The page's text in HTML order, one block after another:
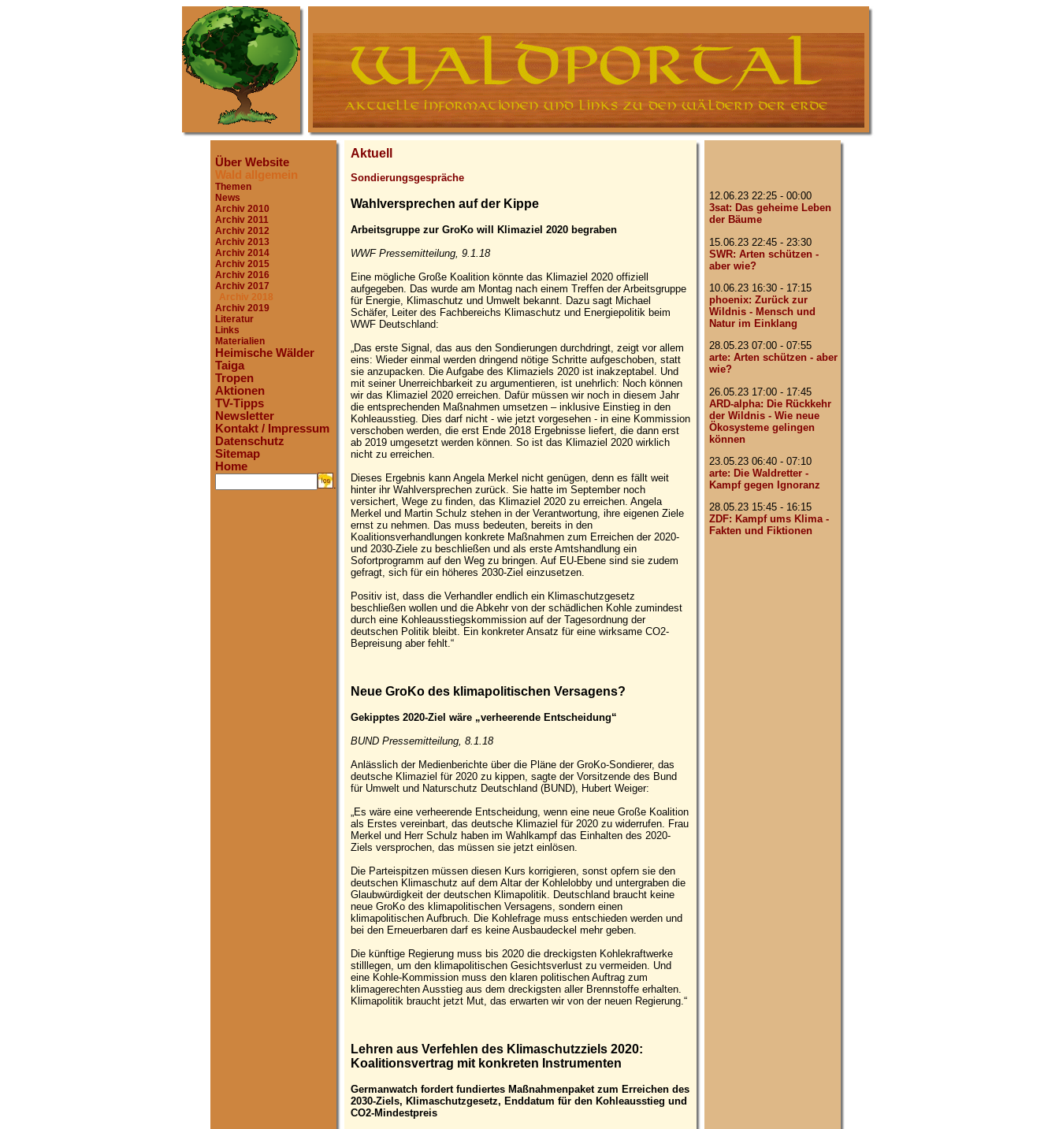
Über Website
Wald allgemein
Themen
News
Archiv 2010
Archiv 2011
Archiv 2012
Archiv 2013
Archiv 2014
Archiv 2015
Archiv 2016
Archiv 2017
Archiv 2018
Archiv 2019
Literatur
Links
Materialien
Heimische Wälder
Taiga
Tropen
Aktionen
TV-Tipps
Newsletter
Kontakt / Impressum
Datenschutz
Sitemap
Home
.
Aktuell
Sondierungsgespräche
Wahlversprechen auf der Kippe
Arbeitsgruppe zur GroKo will Klimaziel 2020 begraben
WWF Pressemitteilung, 9.1.18
Eine mögliche Große Koalition könnte das Klimaziel 2020 offiziell
aufgegeben. Das wurde am Montag nach einem Treffen der Arbeitsgruppe
für Energie, Klimaschutz und Umwelt bekannt. Dazu sagt Michael
Schäfer, Leiter des Fachbereichs Klimaschutz und Energiepolitik beim
WWF Deutschland:
„Das erste Signal, das aus den Sondierungen durchdringt, zeigt vor allem
eins: Wieder einmal werden dringend nötige Schritte aufgeschoben, statt
sie anzupacken. Die Aufgabe des Klimaziels 2020 ist inakzeptabel. Und
mit seiner Unerreichbarkeit zu argumentieren, ist unehrlich: Noch können
wir das Klimaziel 2020 erreichen. Dafür müssen wir noch in diesem Jahr
die entsprechenden Maßnahmen umsetzen – inklusive Einstieg in den
Kohleausstieg. Dies darf nicht - wie jetzt vorgesehen - in eine Kommission
verschoben werden, die erst Ende 2018 Ergebnisse liefert, die dann erst
ab 2019 umgesetzt werden können. So ist das Klimaziel 2020 wirklich
nicht zu erreichen.
Dieses Ergebnis kann Angela Merkel nicht genügen, denn es fällt weit
hinter ihr Wahlversprechen zurück. Sie hatte im September noch
versichert, Wege zu finden, das Klimaziel 2020 zu erreichen. Angela
Merkel und Martin Schulz stehen in der Verantwortung, ihre eigenen Ziele
ernst zu nehmen. Das muss bedeuten, bereits in den
Koalitionsverhandlungen konkrete Maßnahmen zum Erreichen der 2020-
und 2030-Ziele zu beschließen und als erste Amtshandlung ein
Sofortprogramm auf den Weg zu bringen. Auf EU-Ebene sind sie zudem
gefragt, sich für ein höheres 2030-Ziel einzusetzen.
Positiv ist, dass die Verhandler endlich ein Klimaschutzgesetz
beschließen wollen und die Abkehr von der schädlichen Kohle zumindest
durch eine Kohleausstiegskommission auf der Tagesordnung der
deutschen Politik bleibt. Ein konkreter Ansatz für eine wirksame CO2-
Bepreisung aber fehlt.“
Neue GroKo des klimapolitischen Versagens?
Gekipptes 2020-Ziel wäre „verheerende Entscheidung“
BUND Pressemitteilung, 8.1.18
Anlässlich der Medienberichte über die Pläne der GroKo-Sondierer, das
deutsche Klimaziel für 2020 zu kippen, sagte der Vorsitzende des Bund
für Umwelt und Naturschutz Deutschland (BUND), Hubert Weiger:
„Es wäre eine verheerende Entscheidung, wenn eine neue Große Koalition
als Erstes vereinbart, das deutsche Klimaziel für 2020 zu widerrufen. Frau
Merkel und Herr Schulz haben im Wahlkampf das Einhalten des 2020-
Ziels versprochen, das müssen sie jetzt einlösen.
Die Parteispitzen müssen diesen Kurs korrigieren, sonst opfern sie den
deutschen Klimaschutz auf dem Altar der Kohlelobby und untergraben die
Glaubwürdigkeit der deutschen Klimapolitik. Deutschland braucht keine
neue GroKo des klimapolitischen Versagens, sondern einen
klimapolitischen Aufbruch. Die Kohlefrage muss entschieden werden und
bei den Erneuerbaren darf es keine Ausbaudeckel mehr geben.
Die künftige Regierung muss bis 2020 die dreckigsten Kohlekraftwerke
stilllegen, um den klimapolitischen Gesichtsverlust zu vermeiden. Und
eine Kohle-Kommission muss den klaren politischen Auftrag zum
klimagerechten Ausstieg aus dem dreckigsten aller Brennstoffe erhalten.
Klimapolitik braucht jetzt Mut, das erwarten wir von der neuen Regierung.“
Lehren aus Verfehlen des Klimaschutzziels 2020:
Koalitionsvertrag mit konkreten Instrumenten
Germanwatch fordert fundiertes Maßnahmenpaket zum Erreichen des
2030-Ziels, Klimaschutzgesetz, Enddatum für den Kohleausstieg und
CO2-Mindestpreis
12.06.23 22:25 - 00:00
3sat: Das geheime Leben
der Bäume
15.06.23 22:45 - 23:30
SWR: Arten schützen -
aber wie?
10.06.23 16:30 - 17:15
phoenix: Zurück zur
Wildnis - Mensch und
Natur im Einklang
28.05.23 07:00 - 07:55
arte: Arten schützen - aber
wie?
26.05.23 17:00 - 17:45
ARD-alpha: Die Rückkehr
der Wildnis - Wie neue
Ökosysteme gelingen
können
23.05.23 06:40 - 07:10
arte: Die Waldretter -
Kampf gegen Ignoranz
28.05.23 15:45 - 16:15
ZDF: Kampf ums Klima -
Fakten und Fiktionen